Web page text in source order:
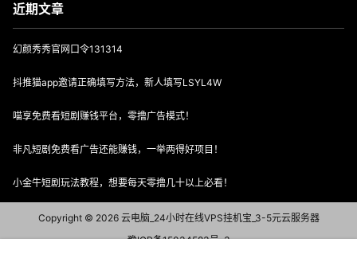
近期文章
幻颜秀秀官网口令131314
抖推猫app邀请正确填写方法，新人填写LSYL4W
喵享免费看短剧赚钱平台，零撸广告模式！
非凡短剧免费看广告还能赚钱，一举两得好项目！
小金牛短剧玩法教程，想要每天零撸几十以上必看！
Copyright © 2026云电脑_24小时在线VPS挂机宝_3-5元云服务器
豫ICP备15034583号-3